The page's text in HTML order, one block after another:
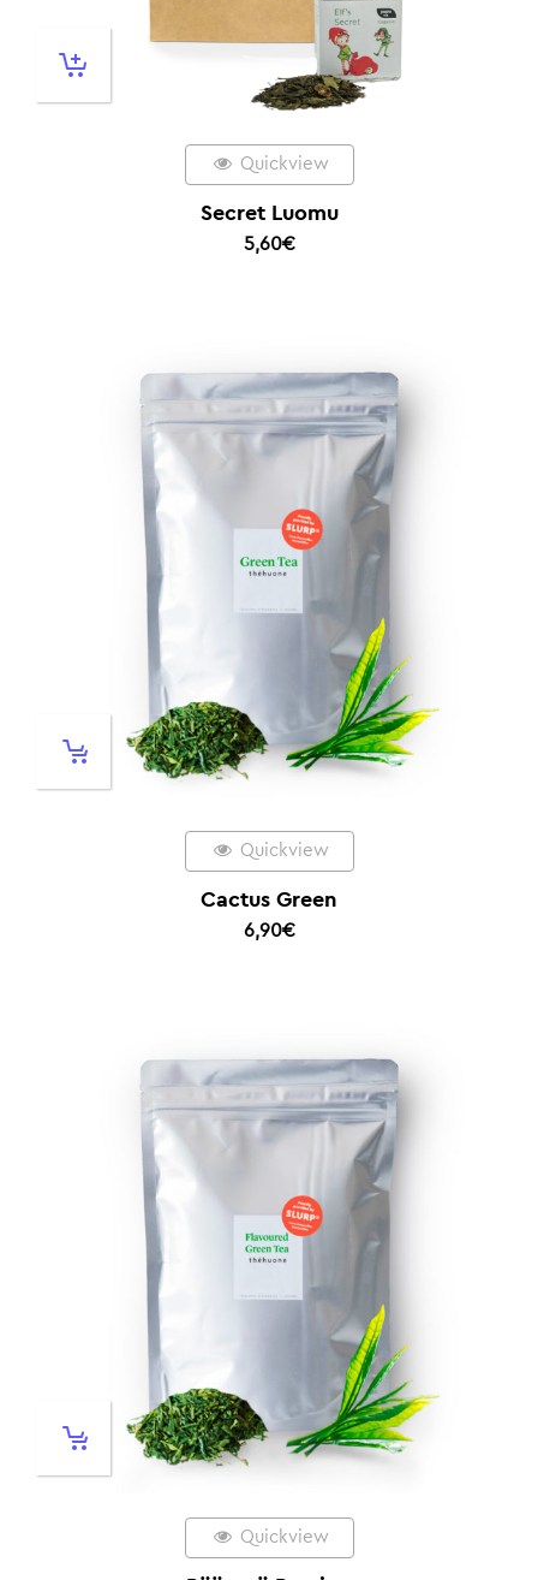
Quickview
Secret Luomu
5,60€
Quickview
Cactus Green
6,90€
Quickview